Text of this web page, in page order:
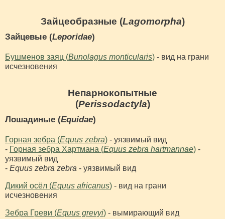
Зайцеобразные (Lagomorpha)
Зайцевые (Leporidae)
Бушменов заяц (Bunolagus monticularis) - вид на грани
исчезновения
Непарнокопытные
(Perissodactyla)
Лошадиные (Equidae)
Горная зебра (Equus zebra) - уязвимый вид
- Горная зебра Хартмана (Equus zebra hartmannae) -
уязвимый вид
- Equus zebra zebra - уязвимый вид
Дикий осёл (Equus africanus) - вид на грани
исчезновения
Зебра Греви (Equus grevyi) - вымирающий вид